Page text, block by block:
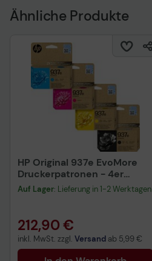
Ähnliche Produkte
HP Original 937e EvoMore
Druckerpatronen - 4er
Multipack (cyan, magenta,
gelb, schwarz)
Auf Lager: Lieferung in 1-2 Werktagen
212,90 €
inkl. MwSt. zzgl. Versand ab 5,99 €